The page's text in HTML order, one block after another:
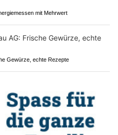
mit Mehrwert
Gewürze, echte Rezepte